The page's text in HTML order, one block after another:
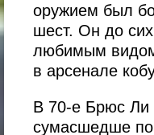
оружием был
шест. Он до
любимым
в арсенале
В 70-е Брюс Ли
сумасшедше